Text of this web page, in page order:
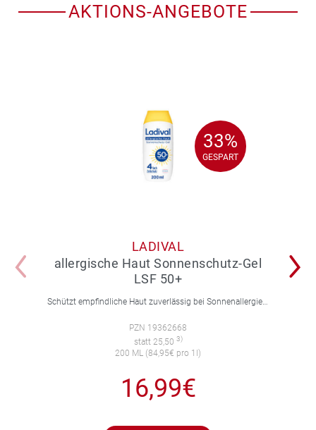
AKTIONS-ANGEBOTE
33%
GESPART
33%
GESPART
LADIVAL
allergische Haut Sonnenschutz-Gel
LSF 50+
PZN 19362668
statt 25,50 3)
200 ML (84,95€ pro 1l)
16,99€